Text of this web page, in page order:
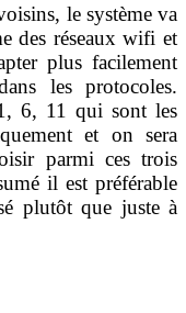
le système va
des réseaux wifi et
plus facilement
les protocoles.
6, 11 qui sont les
et on sera
parmi ces trois
il est préférable
plutôt que juste à